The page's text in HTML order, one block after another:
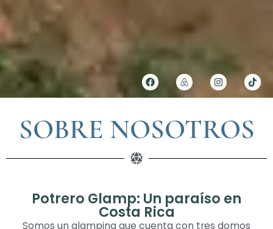
SOBRE NOSOTROS
Potrero Glamp: Un paraíso en
Costa Rica
Somos un glamping que cuenta con tres domos